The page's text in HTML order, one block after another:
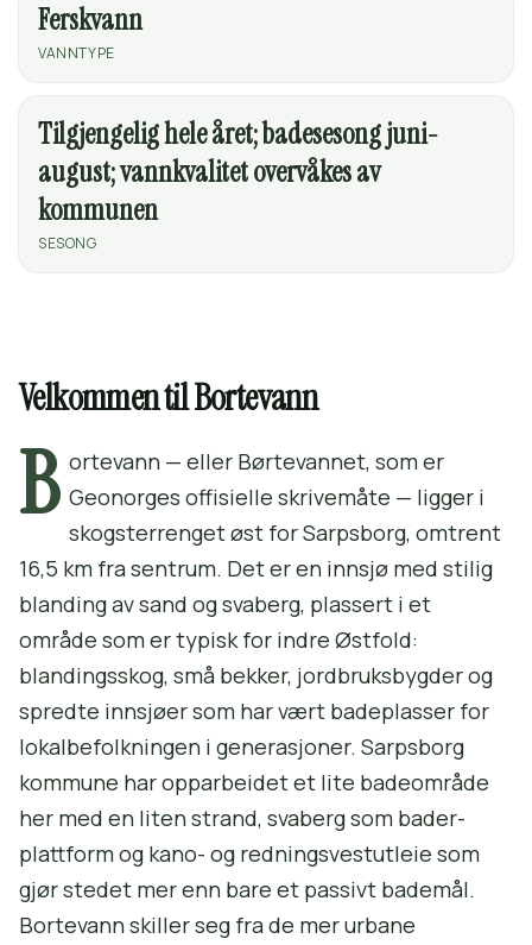
Ferskvann
VANNTYPE
Tilgjengelig hele året; badesesong juni-
august; vannkvalitet overvåkes av
kommunen
SESONG
Velkommen til Bortevann
B ortevann — eller Børtevannet, som er
Geonorges offisielle skrivemåte — ligger i
skogsterrenget øst for Sarpsborg, omtrent
16,5 km fra sentrum. Det er en innsjø med stilig
blanding av sand og svaberg, plassert i et
område som er typisk for indre Østfold:
blandingsskog, små bekker, jordbruksbygder og
spredte innsjøer som har vært badeplasser for
lokalbefolkningen i generasjoner. Sarpsborg
kommune har opparbeidet et lite badeområde
her med en liten strand, svaberg som bader-
plattform og kano- og redningsvestutleie som
gjør stedet mer enn bare et passivt bademål.
Bortevann skiller seg fra de mer urbane